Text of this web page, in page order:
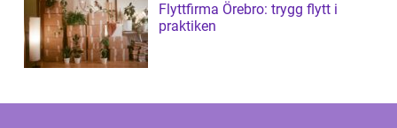
Flyttfirma Örebro: trygg flytt i
praktiken